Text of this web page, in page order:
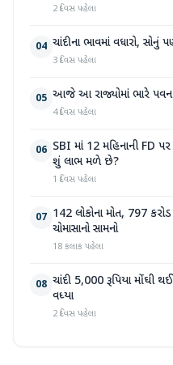
2 દિવસ પહેલા
04 ચાંદીના ભાવમાં વધારો, સોનું
3 દિવસ પહેલા
05 આજે આ રાજ્યોમાં ભારે પવન
4 દિવસ પહેલા
06 SBI માં 12 મહિનાની FD
શું લાભ મળે છે?
1 દિવસ પહેલા
07 142 લોકોના મોત, 797
ચોમાસાનો સામનો
18 કલાક પહેલા
08 ચાંદી 5,000 રૂપિયા મોંઘી
વધ્યા
2 દિવસ પહેલા